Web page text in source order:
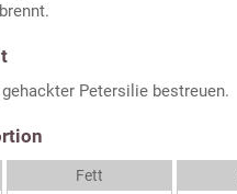
Petersilie bestreuen.
Fett